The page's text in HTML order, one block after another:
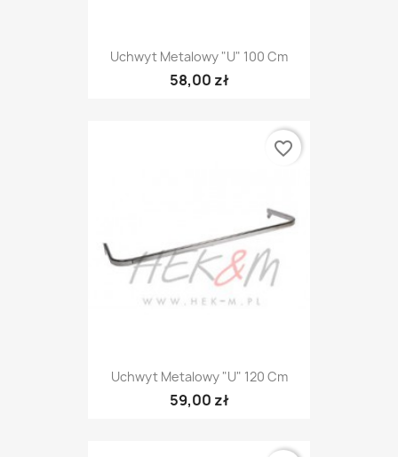
Uchwyt Metalowy "U" 100 Cm
58,00 zł
Uchwyt Metalowy "U" 120 Cm
59,00 zł
favorite_border